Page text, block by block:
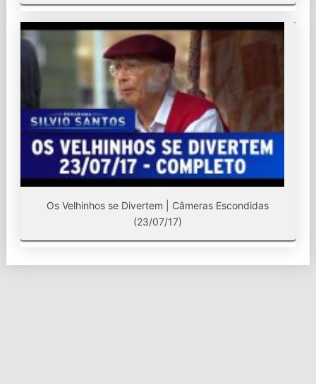
Os Velhinhos se Divertem | Câmeras Escondidas
(23/07/17)